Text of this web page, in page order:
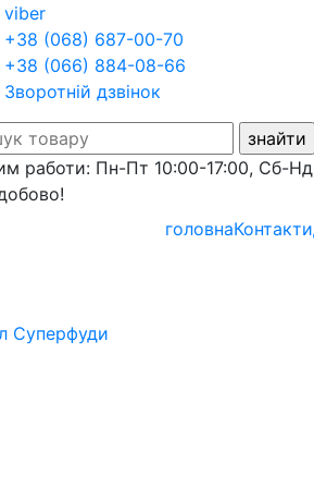
viber
+38 (068) 687-00-70
+38 (066) 884-08-66
Зворотній дзвінок
работи: Пн-Пт 10:00-17:00, Сб-
Суперфуди
головнаКонтакти